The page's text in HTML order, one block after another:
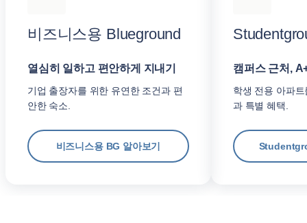
비즈니스용 Blueground
열심히 일하고 편안하게 지내기
기업 출장자를 위한 유연한 조건과 편
안한 숙소.
비즈니스용 BG 알아보기
캠퍼스 근처,
학생 전용 아파
과 특별 혜택.